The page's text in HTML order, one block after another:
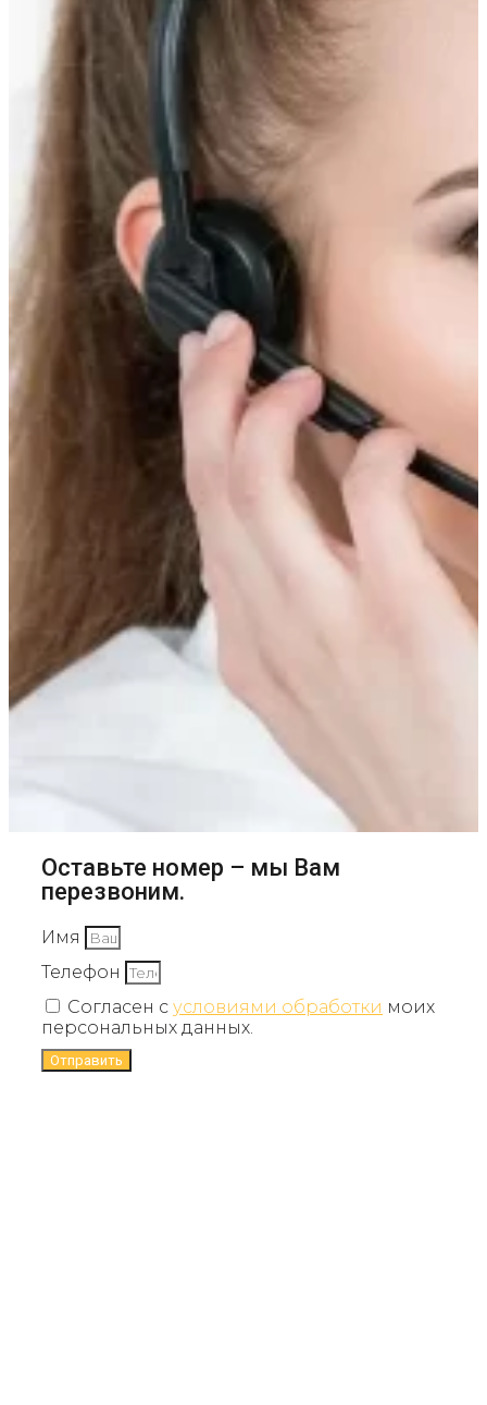
Оставьте номер – мы Вам
перезвоним.
Имя
Телефон
Согласен с условиями обработки моих
персональных данных.
Отправить